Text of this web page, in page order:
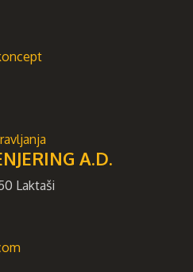
A.D.
Laktaši